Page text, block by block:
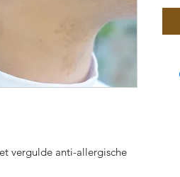
vergulde anti-allergische